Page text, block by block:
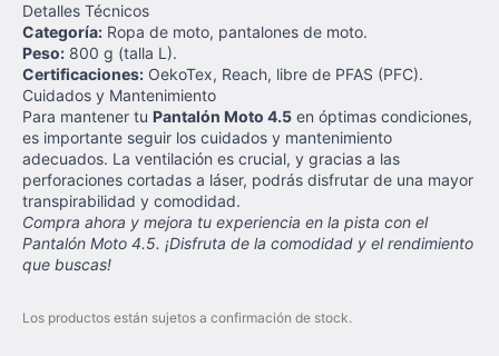
Detalles Técnicos
Categoría: Ropa de moto, pantalones de moto.
Peso: 800 g (talla L).
Certificaciones: OekoTex, Reach, libre de PFAS (PFC).
Cuidados y Mantenimiento
Para mantener tu Pantalón Moto 4.5 en óptimas condiciones,
es importante seguir los cuidados y mantenimiento
adecuados. La ventilación es crucial, y gracias a las
perforaciones cortadas a láser, podrás disfrutar de una mayor
transpirabilidad y comodidad.
Compra ahora y mejora tu experiencia en la pista con el
Pantalón Moto 4.5. ¡Disfruta de la comodidad y el rendimiento
que buscas!
Los productos están sujetos a confirmación de stock.